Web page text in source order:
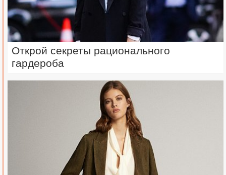
Открой секреты рационального
гардероба